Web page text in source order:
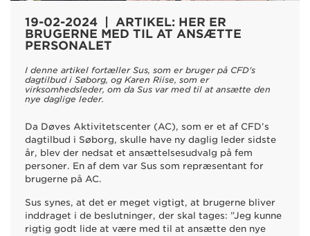
19-02-2024 | ARTIKEL: HER ER
BRUGERNE MED TIL AT ANSÆTTE
PERSONALET
I denne artikel fortæller Sus, som er bruger på CFD's
dagtilbud i Søborg, og Karen Riise, som er
virksomhedsleder, om da Sus var med til at ansætte den
nye daglige leder.
Da Døves Aktivitetscenter (AC), som er et af CFD’s
dagtilbud i Søborg, skulle have ny daglig leder sidste
år, blev der nedsat et ansættelsesudvalg på fem
personer. En af dem var Sus som repræsentant for
brugerne på AC.
Sus synes, at det er meget vigtigt, at brugerne bliver
inddraget i de beslutninger, der skal tages: ”Jeg kunne
rigtig godt lide at være med til at ansætte den nye